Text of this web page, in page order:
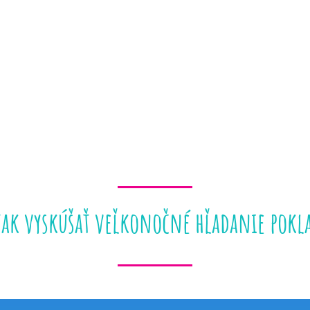
vyskúšať veľkonočné hľadanie